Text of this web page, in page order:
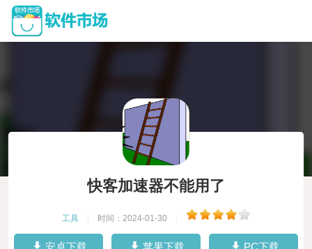
快客加速器不能用了
工具 时间：2024-01-30
安卓下载 苹果下载 PC下载